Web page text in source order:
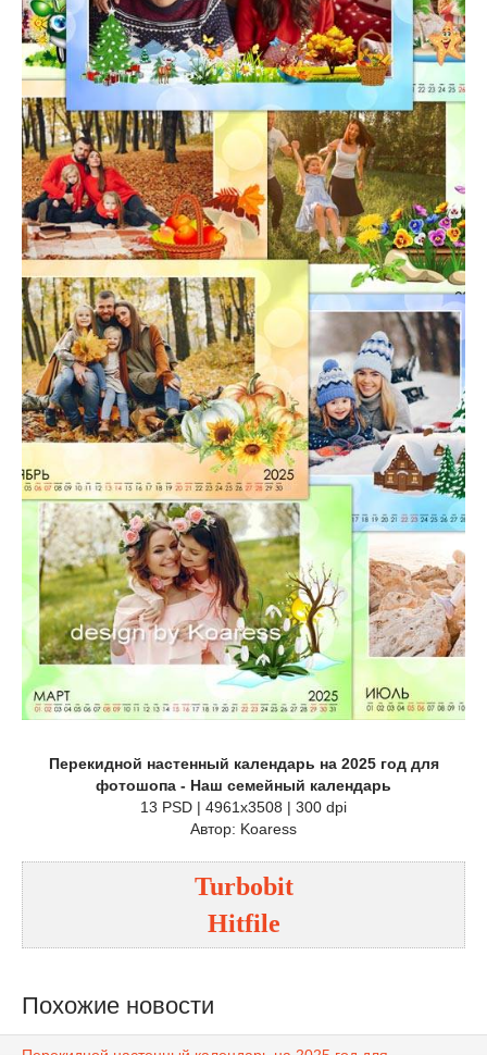
Перекидной настенный календарь на 2025 год для
фотошопа - Наш семейный календарь
13 PSD | 4961x3508 | 300 dpi
Автор: Koaress
Turbobit
Hitfile
Похожие новости